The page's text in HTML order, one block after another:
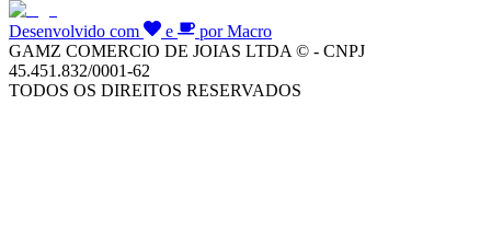
Desenvolvido com e
por Macro
GAMZ COMERCIO DE JOIAS LTDA © - CNPJ
45.451.832/0001-62
TODOS OS DIREITOS RESERVADOS